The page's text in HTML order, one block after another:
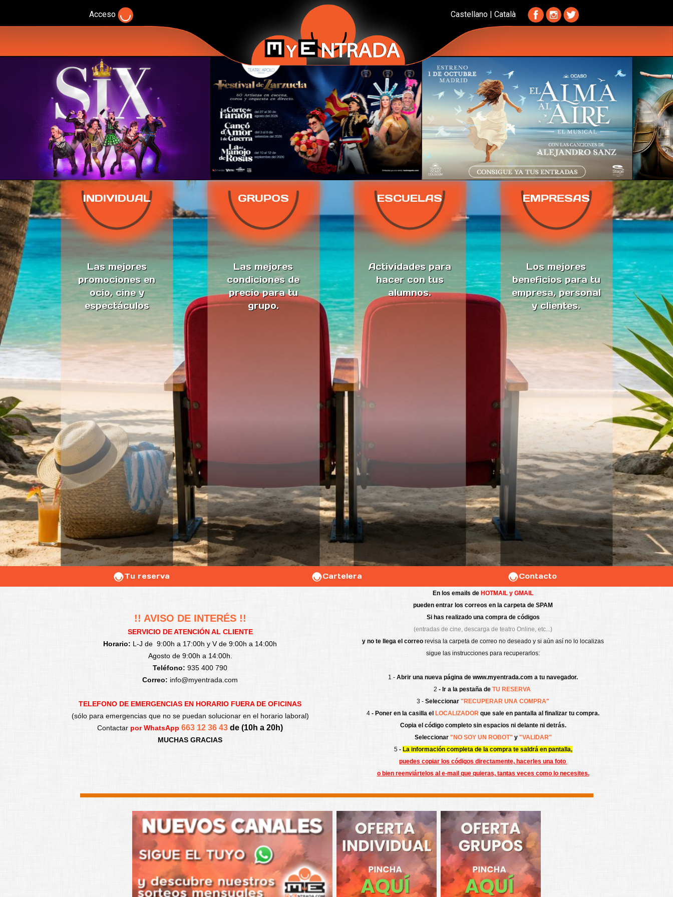
Acceso Castellano |Català
INDIVIDUAL
Las mejores
promociones en
ocio, cine y
espectáculos
GRUPOS
Las mejores
condiciones de
precio para tu
grupo.
ESCUELAS
Actividades para
hacer con tus
alumnos.
EMPRESAS
Los mejores
beneficios para tu
empresa, personal
y clientes.
Tu reserva Cartelera Contacto
!! AVISO DE INTERÉS !!
SERVICIO DE ATENCIÓN AL CLIENTE
Horario: L-J de 9:00h a 17:00h y V de 9:00h a 14:00h
Agosto de 9:00h a 14:00h.
Teléfono: 935 400 790
Correo: info@myentrada.com
TELEFONO DE EMERGENCIAS EN HORARIO FUERA DE OFICINAS
(sólo para emergencias que no se puedan solucionar en el horario laboral)
Contactar por WhatsApp 663 12 36 43 de (10h a 20h)
MUCHAS GRACIAS
En los emails de HOTMAIL y GMAIL
pueden entrar los correos en la carpeta de SPAM
Si has realizado una compra de códigos
(entradas de cine, descarga de teatro Online, etc...)
y no te llega el correo revisa la carpeta de correo no deseado y si aún así no lo localizas
sigue las instrucciones para recuperarlos:
1 - Abrir una nueva página de www.myentrada.com a tu navegador.
2 - Ir a la pestaña de TU RESERVA
3 - Seleccionar "RECUPERAR UNA COMPRA"
4 - Poner en la casilla el LOCALIZADOR que sale en pantalla al finalizar tu compra.
Copia el código completo sin espacios ni delante ni detrás.
Seleccionar"NO SOY UN ROBOT" y "VALIDAR"
5 - La información completa de la compra te saldrá en pantalla,
puedes copiar los códigos directamente, hacerles una foto
o bien reenviártelos al e-mail que quieras, tantas veces como lo necesites.